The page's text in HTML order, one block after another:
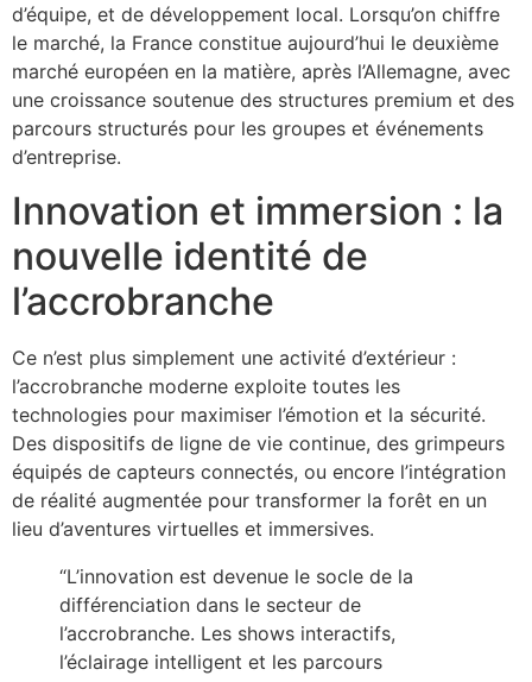
d’équipe, et de développement local. Lorsqu’on chiffre
le marché, la France constitue aujourd’hui le deuxième
marché européen en la matière, après l’Allemagne, avec
une croissance soutenue des structures premium et des
parcours structurés pour les groupes et événements
d’entreprise.
Innovation et immersion : la
nouvelle identité de
l’accrobranche
Ce n’est plus simplement une activité d’extérieur :
l’accrobranche moderne exploite toutes les
technologies pour maximiser l’émotion et la sécurité.
Des dispositifs de ligne de vie continue, des grimpeurs
équipés de capteurs connectés, ou encore l’intégration
de réalité augmentée pour transformer la forêt en un
lieu d’aventures virtuelles et immersives.
“L’innovation est devenue le socle de la
différenciation dans le secteur de
l’accrobranche. Les shows interactifs,
l’éclairage intelligent et les parcours